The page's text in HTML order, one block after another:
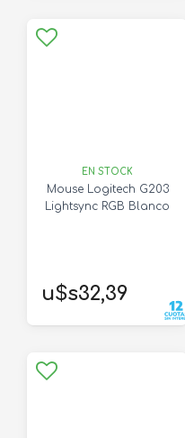
EN STOCK
Mouse Logitech G203
Lightsync RGB Blanco
u$s32,39